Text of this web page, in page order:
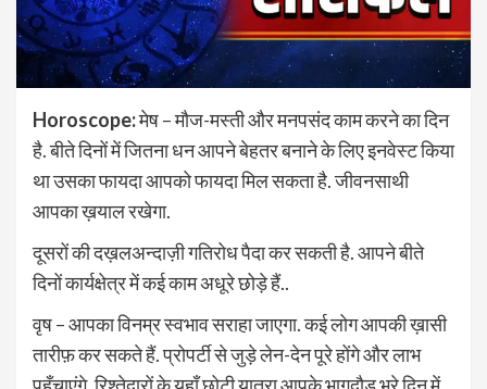
Horoscope:मेष – मौज-मस्ती और मनपसंद काम करने का दिन
है. बीते दिनों में जितना धन आपने बेहतर बनाने के लिए इनवेस्ट किया
था उसका फायदा आपको फायदा मिल सकता है. जीवनसाथी
आपका ख़याल रखेगा.
दूसरों की दख़लअन्दाज़ी गतिरोध पैदा कर सकती है. आपने बीते
दिनों कार्यक्षेत्र में कई काम अधूरे छोड़े हैं..
वृष – आपका विनम्र स्वभाव सराहा जाएगा. कई लोग आपकी ख़ासी
तारीफ़ कर सकते हैं. प्रोपर्टी से जुड़े लेन-देन पूरे होंगे और लाभ